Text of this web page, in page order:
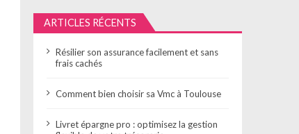
ARTICLES RÉCENTS
Résilier son assurance facilement et sans
frais cachés
Comment bien choisir sa Vmc à Toulouse
Livret épargne pro : optimisez la gestion